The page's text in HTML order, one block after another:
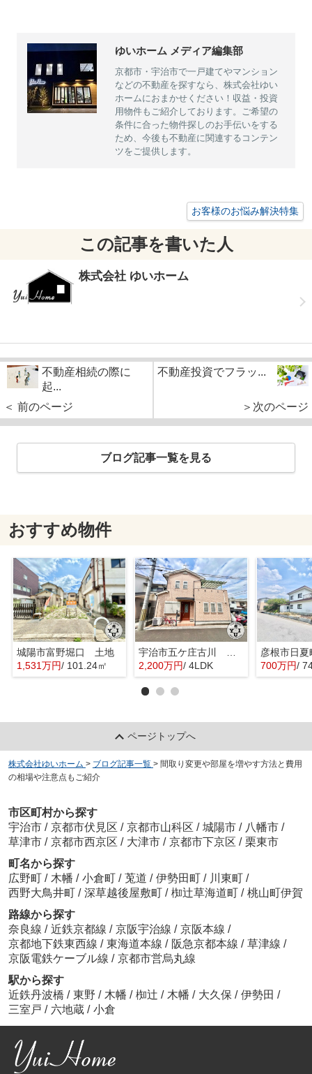
ゆいホーム メディア編集部
京都市・宇治市で一戸建てやマンション
などの不動産を探すなら、株式会社ゆい
ホームにおまかせください！収益・投資
用物件もご紹介しております。ご希望の
条件に合った物件探しのお手伝いをする
ため、今後も不動産に関連するコンテン
ツをご提供します。
お客様のお悩み解決特集
この記事を書いた人
株式会社 ゆいホーム
不動産相続の際に
起...
＜ 前のページ
不動産投資でフラッ...
＞次のページ
ブログ記事一覧を見る
おすすめ物件
城陽市富野堀口 土地
1,531万円/ 101.24㎡
宇治市五ケ庄古川 オーナーチェンジ 中古戸建
2,200万円/ 4LDK
彦根市日
700万円/
ページトップへ
株式会社ゆいホーム > ブログ記事一覧 > 間取り変更や部屋を増やす方法と費用
の相場や注意点もご紹介
市区町村から探す
宇治市 / 京都市伏見区 / 京都市山科区 / 城陽市 / 八幡市 /
草津市 / 京都市西京区 / 大津市 / 京都市下京区 / 栗東市
町名から探す
広野町 / 木幡 / 小倉町 / 莵道 / 伊勢田町 / 川東町 /
西野大鳥井町 / 深草越後屋敷町 / 椥辻草海道町 / 桃山町伊賀
路線から探す
奈良線 / 近鉄京都線 / 京阪宇治線 / 京阪本線 /
京都地下鉄東西線 / 東海道本線 / 阪急京都本線 / 草津線 /
京阪電鉄ケーブル線 / 京都市営烏丸線
駅から探す
近鉄丹波橋 / 東野 / 木幡 / 椥辻 / 木幡 / 大久保 / 伊勢田 /
三室戸 / 六地蔵 / 小倉